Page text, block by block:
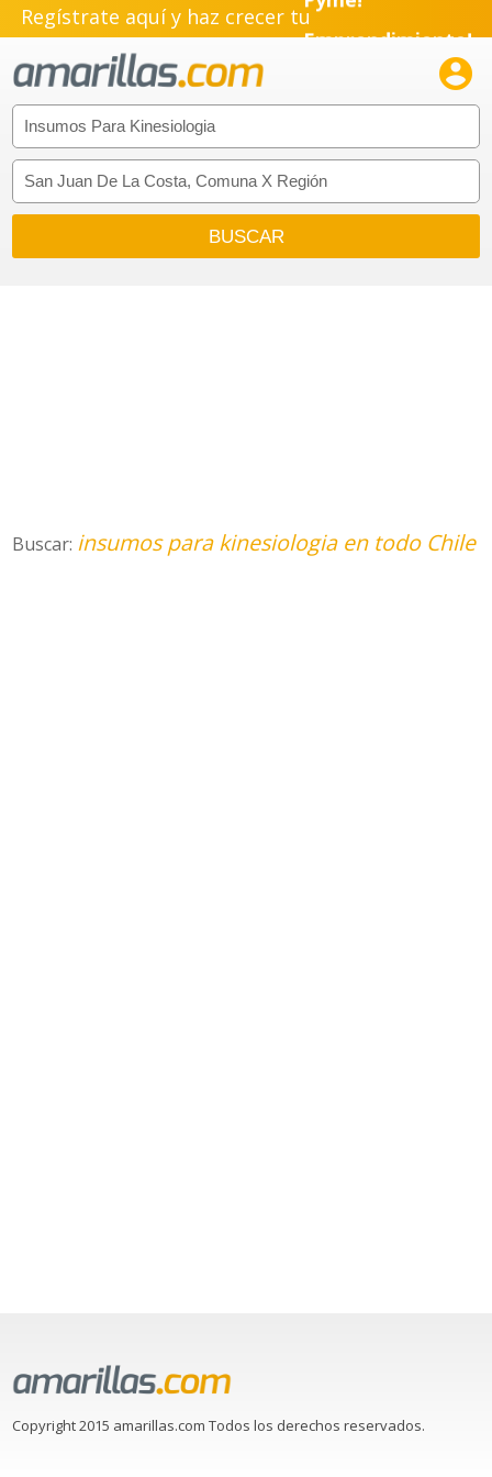
Regístrate aquí y haz crecer tuEmprendimiento!

Buscar: insumos para kinesiologia en todo Chile
Copyright 2015 amarillas.com Todos los derechos reservados.